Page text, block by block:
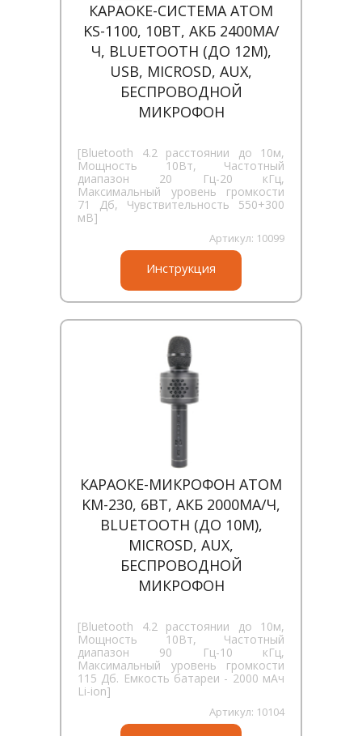
КАРАОКЕ-СИСТЕМА ATOM
KS-1100, 10ВТ, АКБ 2400МА/
Ч, BLUETOOTH (ДО 12М),
USB, MICROSD, AUX,
БЕСПРОВОДНОЙ
МИКРОФОН
[Bluetooth 4.2 расстоянии до 10м,
Мощность 10Вт, Частотный
диапазон 20 Гц-20 кГц,
Максимальный уровень громкости
71 Дб, Чувствительность 550+300
мВ]
Артикул: 10099
Инструкция
КАРАОКЕ-МИКРОФОН ATOM
KM-230, 6ВТ, АКБ 2000МА/Ч,
BLUETOOTH (ДО 10М),
MICROSD, AUX,
БЕСПРОВОДНОЙ
МИКРОФОН
[Bluetooth 4.2 расстоянии до 10м,
Мощность 10Вт, Частотный
диапазон 90 Гц-10 кГц,
Максимальный уровень громкости
115 Дб. Емкость батареи - 2000 мАч
Li-ion]
Артикул: 10104